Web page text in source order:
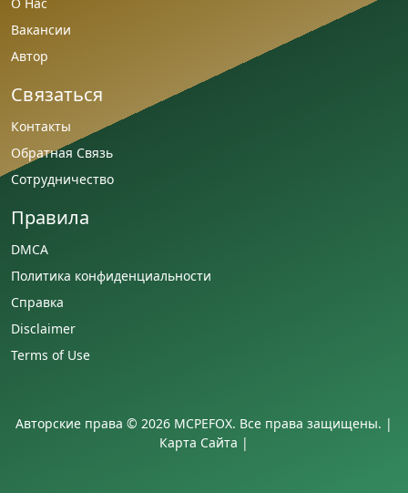
Вакансии
Автор
Связаться
Контакты
Обратная Связь
Сотрудничество
Правила
DMCA
Политика конфиденциальности
Справка
Disclaimer
Terms of Use
Авторские права © 2026 MCPEFOX. Все права защищены. |
Карта Сайта |